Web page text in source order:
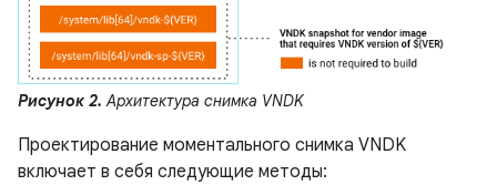
Рисунок 2. Архитектура снимка VNDK
Проектирование моментального снимка VNDK
включает в себя следующие методы: